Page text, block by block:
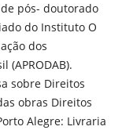
pós- doutorado
do Instituto O
dos
(APRODAB).
sobre Direitos
obras Direitos
Alegre: Livraria